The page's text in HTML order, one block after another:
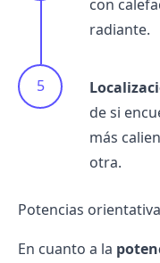
con
radiante.
de si
más
otra.
Potencias
En cuanto a la